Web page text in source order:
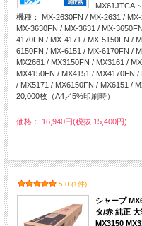
MX61JTCA
機種： MX-2630FN / MX-2631 /
MX-3630FN / MX-3631 / MX-
4170FN / MX-4171 / MX-5150FN /
6150FN / MX-6151 / MX-6170FN /
MX2661 / MX3150FN / MX3161 /
MX4150FN / MX4151 / MX4170FN
/ MX5171 / MX6150FN / MX6151 /
20,000枚（A4／5%印刷時）
価格： 16,940円(税抜 15,400円)
5.0 (1件)
シャープ
タ/赤 純正
MX3150